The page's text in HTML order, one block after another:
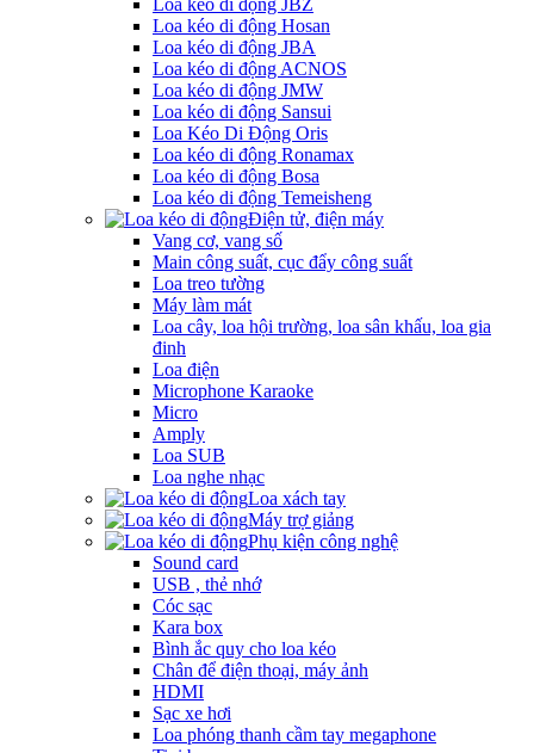
Loa kéo di động Hosan
Loa kéo di động JBA
Loa kéo di động ACNOS
Loa kéo di động JMW
Loa kéo di động Sansui
Loa Kéo Di Động Oris
Loa kéo di động Ronamax
Loa kéo di động Bosa
Loa kéo di động Temeisheng
Điện tử, điện máy
Vang cơ, vang số
Main công suất, cục đẩy công suất
Loa treo tường
Máy làm mát
Loa cây, loa hội trường, loa sân khấu, loa gia
đinh
Loa điện
Microphone Karaoke
Micro
Amply
Loa SUB
Loa nghe nhạc
Loa xách tay
Máy trợ giảng
Phụ kiện công nghệ
Sound card
USB , thẻ nhớ
Cóc sạc
Kara box
Bình ắc quy cho loa kéo
Chân để điện thoại, máy ảnh
HDMI
Sạc xe hơi
Loa phóng thanh cầm tay megaphone